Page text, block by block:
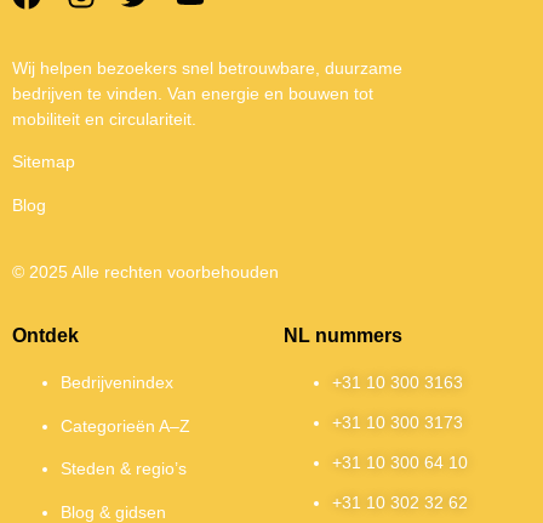
Wij helpen bezoekers snel betrouwbare, duurzame
bedrijven te vinden. Van energie en bouwen tot
mobiliteit en circulariteit.
Sitemap
Blog
© 2025 Alle rechten voorbehouden
Ontdek
Bedrijvenindex
Categorieën A–Z
Steden & regio’s
Blog & gidsen
NL nummers
+31 10 300 3163
+31 10 300 3173
+31 10 300 64 10
+31 10 302 32 62